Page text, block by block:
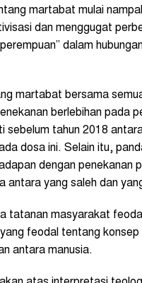
martabat mulai
dan menggugat
dalam
martabat bersama
berlebihan pada
sebelum tahun 2018
dosa ini. Selain itu,
dengan penekanan
antara yang saleh dan
tatanan masyarakat
feodal tentang
antara manusia.